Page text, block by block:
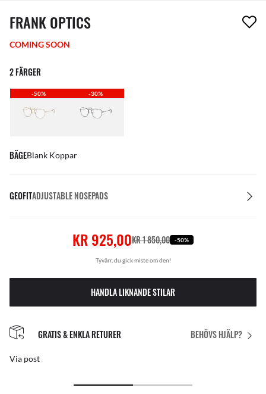
1 artikel har tagits bort från din önskelista
FRANK OPTICS
COMING SOON
2 FÄRGER
-50% -30%
BÄGEBlank Koppar
GEOFITADJUSTABLE NOSEPADS
KR 925,00KR 1 850,00 -50%
Tyvärr, du gick miste om den!
HANDLA LIKNANDE STILAR
BEHÖVS HJÄLP?
GRATIS & ENKLA RETURER
Via post